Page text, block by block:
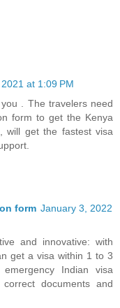
at 1:09 PM
. The travelers need
form to get the Kenya
will get the fastest visa
form January 3, 2022
and innovative: with
get a visa within 1 to 3
Indian visa
documents and